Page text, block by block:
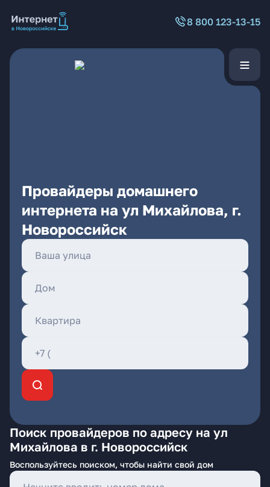
8 800 123-13-15
Провайдеры домашнего
интернета на ул Михайлова, г.
Новороссийск
Поиск провайдеров по адресу на ул
Михайлова в г. Новороссийск
Воспользуйтесь поиском, чтобы найти свой дом